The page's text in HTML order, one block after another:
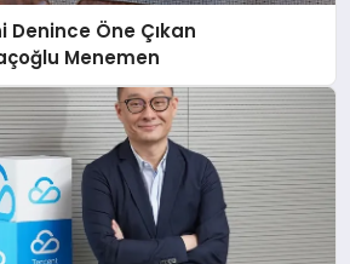
Denince Öne Çıkan
Menemen